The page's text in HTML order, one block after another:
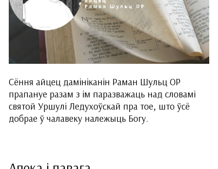
Сёння айцец дамініканін Раман Шульц ОР
прапануе разам з ім паразважаць над словамі
святой Уршулі Ледухоўскай пра тое, што ўсё
добрае ў чалавеку належыць Богу.